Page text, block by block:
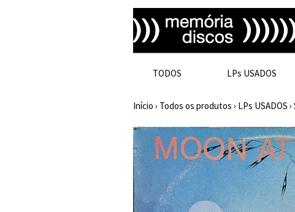
TODOS LPs USADOS
Início › Todos os produtos › LPs USADOS ›